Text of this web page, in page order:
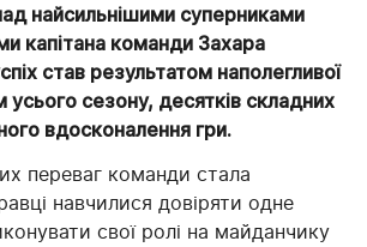
найсильнішими суперниками
капітана команди Захара
став результатом наполегливої
усього сезону, десятків складних
вдосконалення гри.
переваг команди стала
навчилися довіряти одне
свої ролі на майданчику